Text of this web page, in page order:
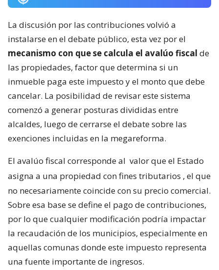
La discusión por las contribuciones volvió a
instalarse en el debate público, esta vez por el
mecanismo con que se calcula el avalúo fiscal de
las propiedades, factor que determina si un
inmueble paga este impuesto y el monto que debe
cancelar. La posibilidad de revisar este sistema
comenzó a generar posturas divididas entre
alcaldes, luego de cerrarse el debate sobre las
exenciones incluidas en la megareforma.
El avalúo fiscal corresponde al valor que el Estado
asigna a una propiedad con fines tributarios , el que
no necesariamente coincide con su precio comercial.
Sobre esa base se define el pago de contribuciones,
por lo que cualquier modificación podría impactar
la recaudación de los municipios, especialmente en
aquellas comunas donde este impuesto representa
una fuente importante de ingresos.